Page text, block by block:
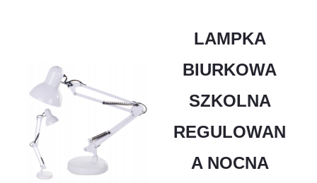
LAMPKA
BIURKOWA
SZKOLNA
REGULOWAN
A NOCNA